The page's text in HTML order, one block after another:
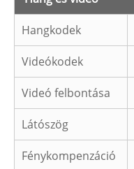
Hangkodek
Videókodek
Videó felbontása
Látószög
Fénykompenzáció